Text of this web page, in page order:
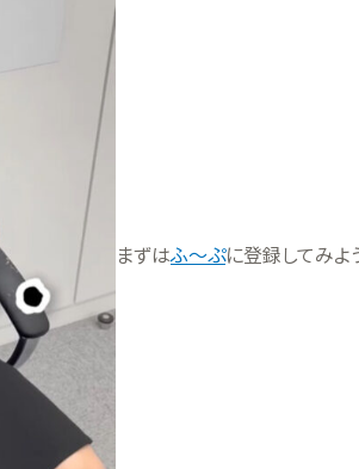
まずはふ～ぷに登録してみ